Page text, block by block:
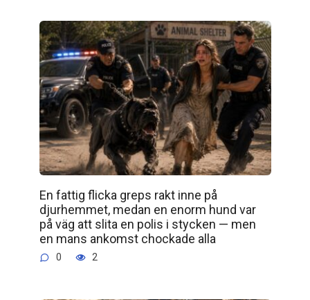
En fattig flicka greps rakt inne på
djurhemmet, medan en enorm hund var
på väg att slita en polis i stycken — men
en mans ankomst chockade alla
0 2